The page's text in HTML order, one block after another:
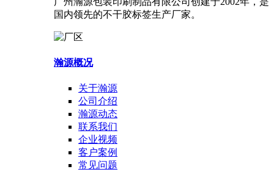
国内领先的不干胶标签生产厂家。
瀚源概况
关于瀚源
公司介绍
瀚源动态
联系我们
企业视频
客户案例
常见问题